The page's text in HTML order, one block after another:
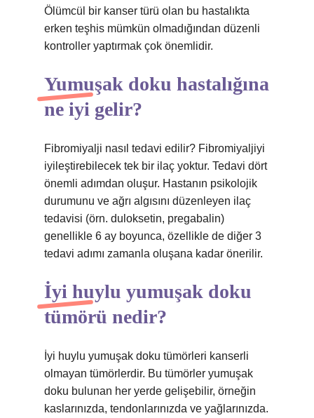
Ölümcül bir kanser türü olan bu hastalıkta
erken teşhis mümkün olmadığından düzenli
kontroller yaptırmak çok önemlidir.
Yumuşak doku hastalığına
ne iyi gelir?
Fibromiyalji nasıl tedavi edilir? Fibromiyaljiyi
iyileştirebilecek tek bir ilaç yoktur. Tedavi dört
önemli adımdan oluşur. Hastanın psikolojik
durumunu ve ağrı algısını düzenleyen ilaç
tedavisi (örn. duloksetin, pregabalin)
genellikle 6 ay boyunca, özellikle de diğer 3
tedavi adımı zamanla oluşana kadar önerilir.
İyi huylu yumuşak doku
tümörü nedir?
İyi huylu yumuşak doku tümörleri kanserli
olmayan tümörlerdir. Bu tümörler yumuşak
doku bulunan her yerde gelişebilir, örneğin
kaslarınızda, tendonlarınızda ve yağlarınızda.